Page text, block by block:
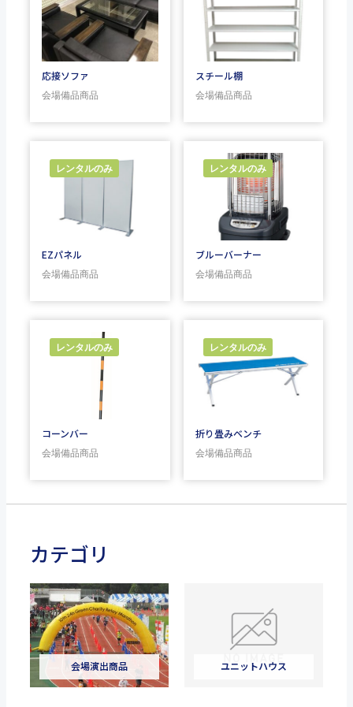
応接ソファ
会場備品商品
スチール棚
会場備品商品
レンタルのみ
EZパネル
会場備品商品
レンタルのみ
ブルーバーナー
会場備品商品
レンタルのみ
コーンバー
会場備品商品
レンタルのみ
折り畳みベンチ
会場備品商品
カテゴリ
会場演出商品 ユニットハウス